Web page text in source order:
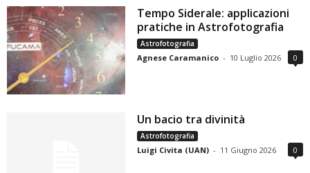
Tempo Siderale: applicazioni
pratiche in Astrofotografia
Astrofotografia
Agnese Caramanico - 10 Luglio 2026 0
Un bacio tra divinità
Astrofotografia
Luigi Civita (UAN) - 11 Giugno 2026 0